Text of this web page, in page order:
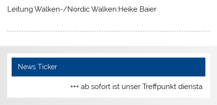
Leitung Walken-/Nordic Walken:Heike Baier
News Ticker
+++ ab sofort ist unser Treffpunkt dienstags